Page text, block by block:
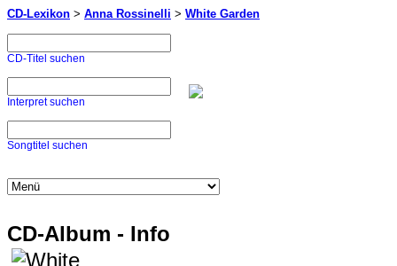
CD-Lexikon > Anna Rossinelli > White Garden
CD-Titel suchen
Interpret suchen
Songtitel suchen
CD-Album - Info